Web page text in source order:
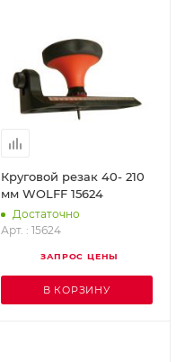
Круговой резак 40- 210
мм WOLFF 15624
Достаточно
Арт. : 15624
ЗАПРОС ЦЕНЫ
В КОРЗИНУ